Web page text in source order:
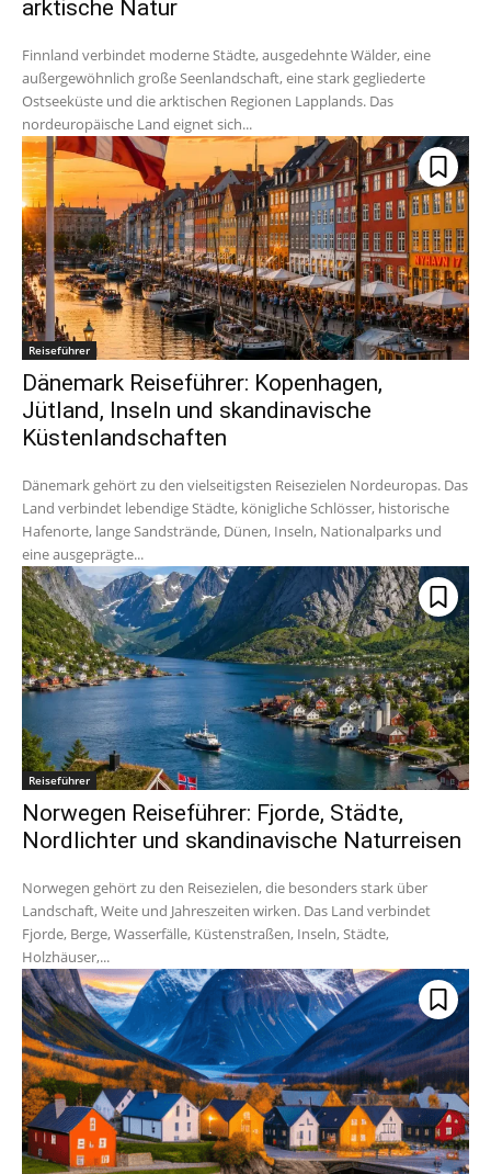
arktische Natur
Finnland verbindet moderne Städte, ausgedehnte Wälder, eine
außergewöhnlich große Seenlandschaft, eine stark gegliederte
Ostseeküste und die arktischen Regionen Lapplands. Das
nordeuropäische Land eignet sich...
Reiseführer
Dänemark Reiseführer: Kopenhagen,
Jütland, Inseln und skandinavische
Küstenlandschaften
Dänemark gehört zu den vielseitigsten Reisezielen Nordeuropas. Das
Land verbindet lebendige Städte, königliche Schlösser, historische
Hafenorte, lange Sandstrände, Dünen, Inseln, Nationalparks und
eine ausgeprägte...
Reiseführer
Norwegen Reiseführer: Fjorde, Städte,
Nordlichter und skandinavische Naturreisen
Norwegen gehört zu den Reisezielen, die besonders stark über
Landschaft, Weite und Jahreszeiten wirken. Das Land verbindet
Fjorde, Berge, Wasserfälle, Küstenstraßen, Inseln, Städte,
Holzhäuser,...